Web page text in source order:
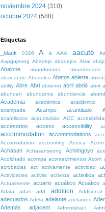
noviembre 2024 (310)
octubre 2024 (588)
Etiquetas
_blank 0326 A à AAA aacute
Aapgujeong Abadejo abadejos Abai abajo
Abalone abandonada abandonado
abarcando Abedules Abetos abierta
ability Abre Abri abrieron abril abrió abrir
abundan
abundance abundancia
Academia
académica académico
acampada
Acampe acantilado
acantilados acaudadalo ACC
accesorios access accessibility
accommodation accommodations
Accomodation
accounting Acerca Acero
Achasan Achasanseong Achimgoyo
Acolchado acompa acontecimientos Acorn
acrobacias
act activamente actividad
Actividades activist activista activities
Actualmente acuario acuático Acuático
Adala adas add addition Additional
adecuados Adela adelante adelantos
Además adjacent Administraci